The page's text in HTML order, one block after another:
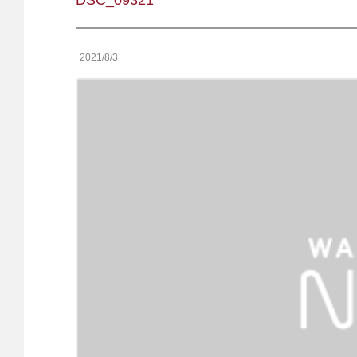
2021/8/3